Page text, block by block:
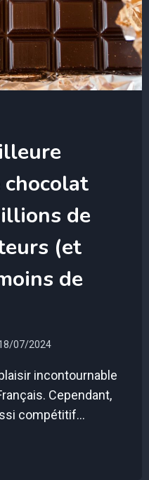
de
(et
de
07/2024
incontournable
Cependant,
compétitif…